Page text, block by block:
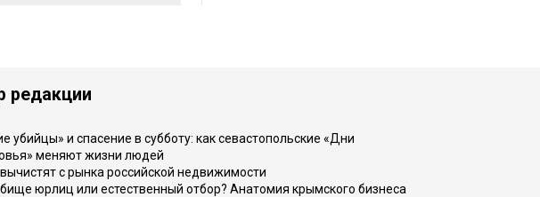
редакции
убийцы» и спасение в субботу: как севастопольские «Дни
меняют жизни людей
с рынка российской недвижимости
юрлиц или естественный отбор? Анатомия крымского бизнеса